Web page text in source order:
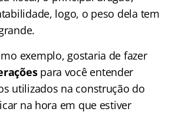
logo, o peso dela tem
exemplo, gostaria de fazer
para você entender
utilizados na construção do
na hora em que estiver